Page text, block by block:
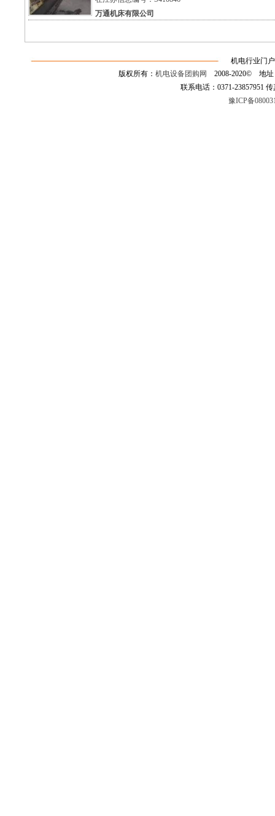
万通机床有限公司
机电行业门
版权所有： 机电设备团购网
2008-2020© 地址
联系电话：0371-23857951
豫ICP备